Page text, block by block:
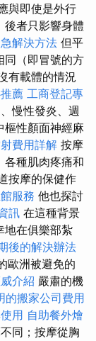
與即使是外行
後者只影響身體
解決方法 但平
同（即冒號的方
有載體的情況
薦 工商登記專
慢性發炎、週
樞性顏面神經麻
費用詳解 按摩
各種肌肉疼痛和
按摩的保健作
服務 他也探討
訊 在這種背景
地在俱樂部紮
後的解決辦法
歐洲被避免的
介紹 嚴肅的機
的搬家公司費用
用 自助餐外燴
同；按摩從胸